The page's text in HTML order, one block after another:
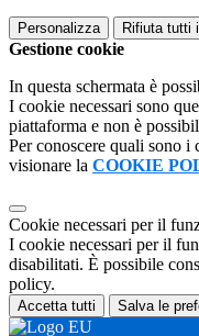
Personalizza Rifiuta tutti
Gestione cookie
In questa schermata è
I cookie necessari sono
piattaforma e non è
Per conoscere quali sono i
visionare la COOKIE
Cookie necessari per il
I cookie necessari per il
disabilitati. È possibile
policy.
Accetta tutti Salva le